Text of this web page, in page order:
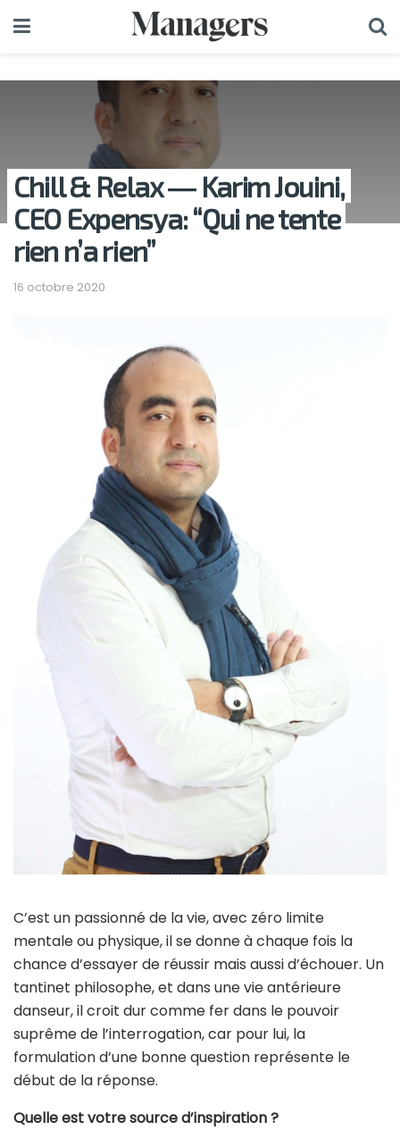
Chill & Relax ― Karim Jouini,
CEO Expensya: “Qui ne tente
rien n’a rien”
16 octobre 2020
C’est un passionné de la vie, avec zéro limite
mentale ou physique, il se donne à chaque fois la
chance d’essayer de réussir mais aussi d’échouer. Un
tantinet philosophe, et dans une vie antérieure
danseur, il croit dur comme fer dans le pouvoir
suprême de l’interrogation, car pour lui, la
formulation d’une bonne question représente le
début de la réponse.
Quelle est votre source d’inspiration ?